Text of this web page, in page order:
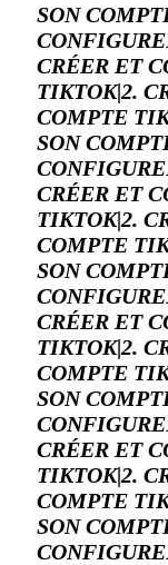
SON
CRÉER ET
TIKTOK|2.
COMPTE
SON
CRÉER ET
TIKTOK|2.
COMPTE
SON
CRÉER ET
TIKTOK|2.
COMPTE
SON
CRÉER ET
TIKTOK|2.
COMPTE
SON